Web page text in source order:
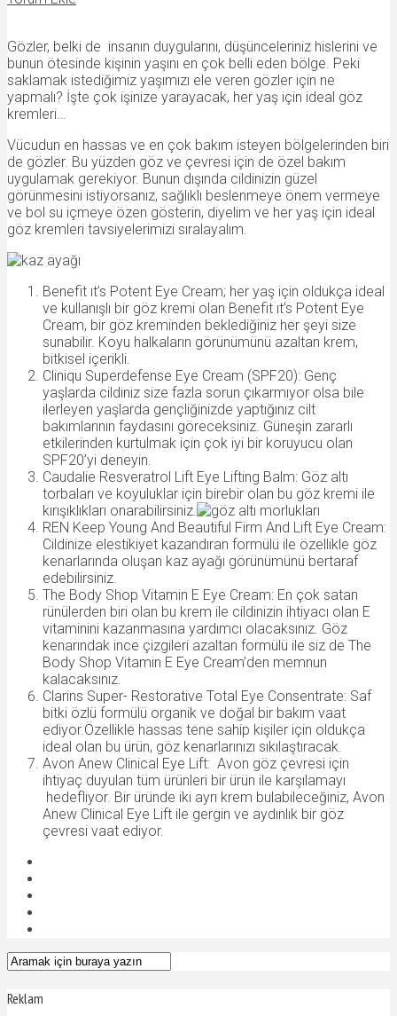
Gözler, belki de insanın duygularını, düşünceleriniz hislerini ve
bunun ötesinde kişinin yaşını en çok belli eden bölge. Peki
saklamak istediğimiz yaşımızı ele veren gözler için ne
yapmalı? İşte çok işinize yarayacak, her yaş için ideal göz
kremleri…
Vücudun en hassas ve en çok bakım isteyen bölgelerinden biri
de gözler. Bu yüzden göz ve çevresi için de özel bakım
uygulamak gerekiyor. Bunun dışında cildinizin güzel
görünmesini istiyorsanız, sağlıklı beslenmeye önem vermeye
ve bol su içmeye özen gösterin, diyelim ve her yaş için ideal
göz kremleri tavsiyelerimizi sıralayalım.
Benefit ıt’s Potent Eye Cream; her yaş için oldukça ideal
ve kullanışlı bir göz kremi olan Benefit ıt’s Potent Eye
Cream, bir göz kreminden beklediğiniz her şeyi size
sunabilir. Koyu halkaların görünümünü azaltan krem,
bitkisel içerikli.
Cliniqu Superdefense Eye Cream (SPF20): Genç
yaşlarda cildiniz size fazla sorun çıkarmıyor olsa bile
ilerleyen yaşlarda gençliğinizde yaptığınız cilt
bakımlarının faydasını göreceksiniz. Güneşin zararlı
etkilerinden kurtulmak için çok iyi bir koruyucu olan
SPF20’yi deneyin.
Caudalie Resveratrol Lift Eye Lifting Balm: Göz altı
torbaları ve koyuluklar için birebir olan bu göz kremi ile
kırışıklıkları onarabilirsiniz.
REN Keep Young And Beautiful Firm And Lift Eye Cream:
Cildinize elestikiyet kazandıran formülü ile özellikle göz
kenarlarında oluşan kaz ayağı görünümünü bertaraf
edebilirsiniz.
The Body Shop Vitamin E Eye Cream: En çok satan
rünülerden biri olan bu krem ile cildinizin ihtiyacı olan E
vitaminini kazanmasına yardımcı olacaksınız. Göz
kenarındak ince çizgileri azaltan formülü ile siz de The
Body Shop Vitamin E Eye Cream’den memnun
kalacaksınız.
Clarins Super- Restorative Total Eye Consentrate: Saf
bitki özlü formülü organik ve doğal bir bakım vaat
ediyor.Özellikle hassas tene sahip kişiler için oldukça
ideal olan bu ürün, göz kenarlarınızı sıkılaştıracak.
Avon Anew Clinical Eye Lift: Avon göz çevresi için
ihtiyaç duyulan tüm ürünleri bir ürün ile karşılamayı
hedefliyor. Bir üründe iki ayrı krem bulabileceğiniz, Avon
Anew Clinical Eye Lift ile gergin ve aydınlık bir göz
çevresi vaat ediyor.
Reklam